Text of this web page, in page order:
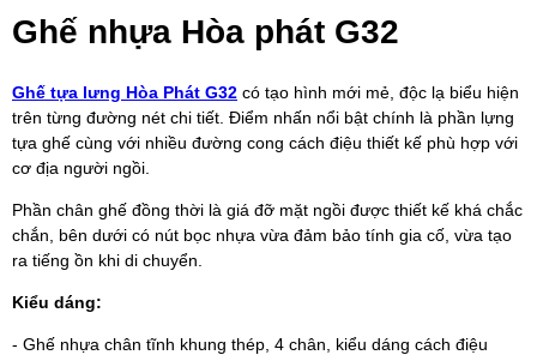
Ghế nhựa Hòa phát G32
Ghế tựa lưng Hòa Phát G32 có tạo hình mới mẻ, độc lạ biểu hiện
trên từng đường nét chi tiết. Điểm nhấn nổi bật chính là phần lựng
tựa ghế cùng với nhiều đường cong cách điệu thiết kế phù hợp với
cơ địa người ngồi.
Phần chân ghế đồng thời là giá đỡ mặt ngồi được thiết kế khá chắc
chắn, bên dưới có nút bọc nhựa vừa đảm bảo tính gia cố, vừa tạo
ra tiếng ồn khi di chuyển.
Kiểu dáng:
- Ghế nhựa chân tĩnh khung thép, 4 chân, kiểu dáng cách điệu